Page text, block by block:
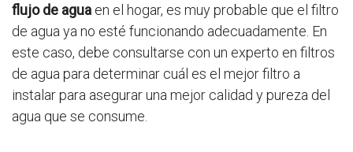
flujo de agua en el hogar, es muy probable que el filtro
de agua ya no esté funcionando adecuadamente. En
este caso, debe consultarse con un experto en filtros
de agua para determinar cuál es el mejor filtro a
instalar para asegurar una mejor calidad y pureza del
agua que se consume.